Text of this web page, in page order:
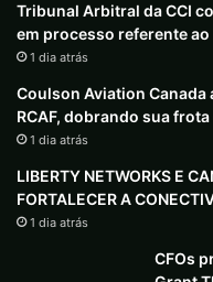
Tribunal Arbitral da CCI
em processo referente ao
1 dia atrás
Coulson Aviation Canada
RCAF, dobrando sua
1 dia atrás
LIBERTY NETWORKS E
FORTALECER A
1 dia atrás
CFOs